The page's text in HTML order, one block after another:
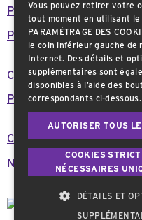
Politique relative aux
Plan de réduction du
Consignes de sécurité
Plan du Site
Carrière
Nous contacter
Vous pouvez retirer votre
tout moment en utilisant le
PARAMÉTRAGE DES
le coin inférieur gauche de
Internet. Des détails et
supplémentaires sont
disponibles à l’aide des
correspondants ci-dessous.
AUTORISER TOUS
COOKIES
NÉCESSAIRES
DÉTAILS ET